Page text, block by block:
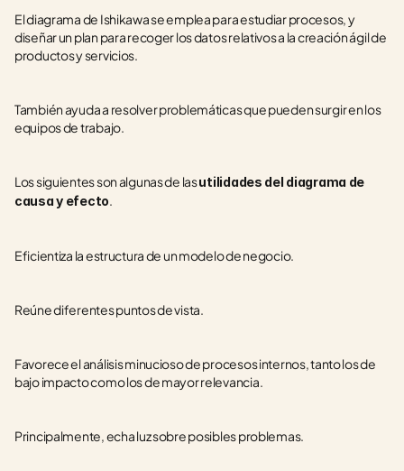
El diagrama de Ishikawa se emplea para estudiar procesos, y
diseñar un plan para recoger los datos relativos a la creación ágil de
productos y servicios.
También ayuda a resolver problemáticas que pueden surgir en los
equipos de trabajo.
Los siguientes son algunas de las utilidades del diagrama de
causa y efecto.
Eficientiza la estructura de un modelo de negocio.
Reúne diferentes puntos de vista.
Favorece el análisis minucioso de procesos internos, tanto los de
bajo impacto como los de mayor relevancia.
Principalmente, echa luz sobre posibles problemas.